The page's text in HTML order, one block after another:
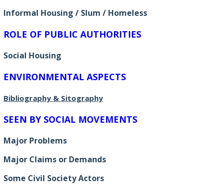
Informal Housing / Slum / Homeless
ROLE OF PUBLIC AUTHORITIES
Social Housing
ENVIRONMENTAL ASPECTS
Bibliography & Sitography
SEEN BY SOCIAL MOVEMENTS
Major Problems
Major Claims or Demands
Some Civil Society Actors